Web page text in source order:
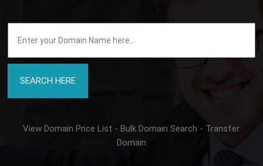
View Domain Price List -Bulk Domain Search - Transfer
Domain